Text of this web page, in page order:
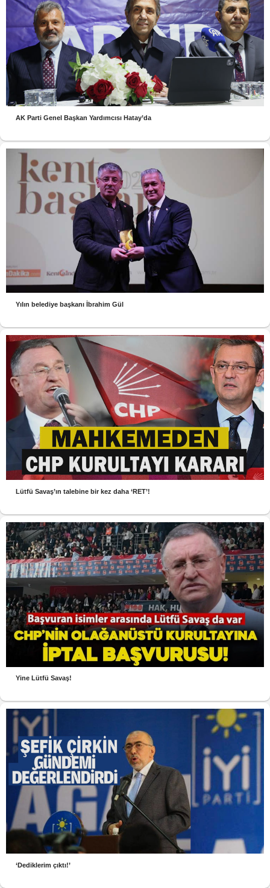
AK Parti Genel Başkan Yardımcısı Hatay’da
Yılın belediye başkanı İbrahim Gül
Lütfü Savaş’ın talebine bir kez daha ‘RET’!
Yine Lütfü Savaş!
‘Dediklerim çıktı!’